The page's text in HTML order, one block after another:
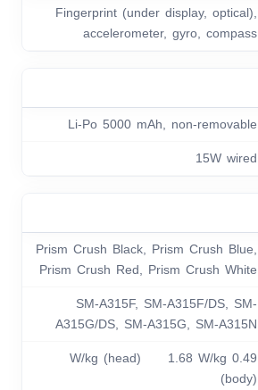
Fingerprint (under display, optical),
accelerometer, gyro, compass
Li-Po 5000 mAh, non-removable
15W wired
Prism Crush Black, Prism Crush Blue,
Prism Crush Red, Prism Crush White
SM-A315F, SM-A315F/DS, SM-
A315G/DS, SM-A315G, SM-A315N
0.49 W/kg (head) 1.68 W/kg
(body)